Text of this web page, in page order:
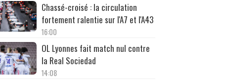
Chassé-croisé : la circulation
fortement ralentie sur l'A7 et l'A43
16:00
OL Lyonnes fait match nul contre
la Real Sociedad
14:08